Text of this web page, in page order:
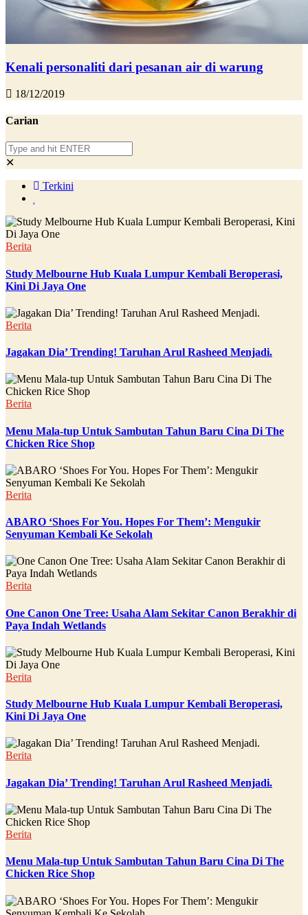
Kenali personaliti dari pesanan air di warung
18/12/2019
Carian
✕
Terkini
Berita
Study Melbourne Hub Kuala Lumpur Kembali Beroperasi,
Kini Di Jaya One
Berita
Jagakan Dia’ Trending! Taruhan Arul Rasheed Menjadi.
Berita
Menu Mala-tup Untuk Sambutan Tahun Baru Cina Di The
Chicken Rice Shop
Berita
ABARO ‘Shoes For You. Hopes For Them’: Mengukir
Senyuman Kembali Ke Sekolah
Berita
One Canon One Tree: Usaha Alam Sekitar Canon Berakhir di
Paya Indah Wetlands
Berita
Study Melbourne Hub Kuala Lumpur Kembali Beroperasi,
Kini Di Jaya One
Berita
Jagakan Dia’ Trending! Taruhan Arul Rasheed Menjadi.
Berita
Menu Mala-tup Untuk Sambutan Tahun Baru Cina Di The
Chicken Rice Shop